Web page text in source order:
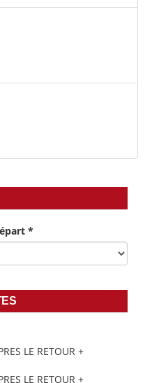
*
LE RETOUR +
LE RETOUR +